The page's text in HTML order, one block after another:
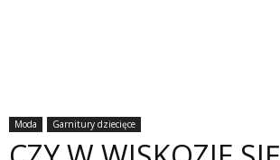
Moda Garnitury dziecięce